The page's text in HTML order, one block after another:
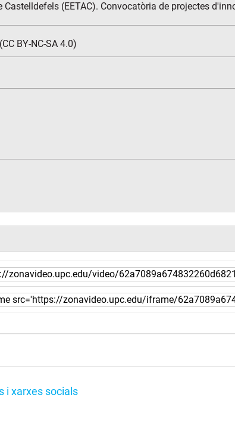
(EETAC). Convocatòria de projectes
BY-NC-SA 4.0)
i xarxes socials